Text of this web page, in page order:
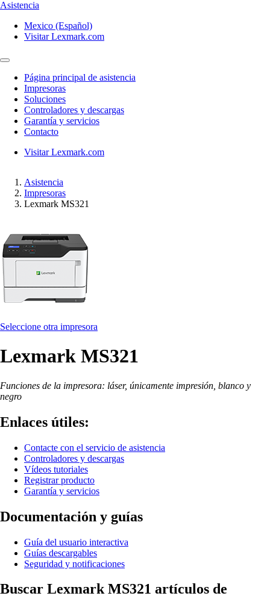
Asistencia
Mexico (Español)
Visitar Lexmark.com
Página principal de asistencia
Impresoras
Soluciones
Controladores y descargas
Garantía y servicios
Contacto
Visitar Lexmark.com
Asistencia
Impresoras
Lexmark MS321
Seleccione otra impresora
Lexmark MS321
Funciones de la impresora: láser, únicamente impresión, blanco y
negro
Enlaces útiles:
Contacte con el servicio de asistencia
Controladores y descargas
Vídeos tutoriales
Registrar producto
Garantía y servicios
Documentación y guías
Guía del usuario interactiva
Guías descargables
Seguridad y notificaciones
Buscar Lexmark MS321 artículos de